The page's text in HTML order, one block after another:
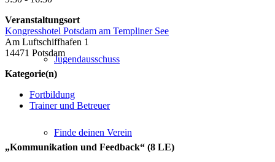
Jugendausschuss
Finde deinen Verein
Veranstaltungsort
Kongresshotel Potsdam am Templiner See
Am Luftschiffhafen 1
14471 Potsdam
Kategorie(n)
Fortbildung
Trainer und Betreuer
„Kommunikation und Feedback“ (8 LE)